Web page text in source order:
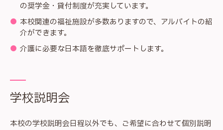
の奨学金・貸付制度が充実しています。
本校関連の福祉施設が多数ありますので、アルバイトの紹
介ができます。
介護に必要な日本語を徹底サポートします。
学校説明会
本校の学校説明会日程以外でも、ご希望に合わせて個別説明